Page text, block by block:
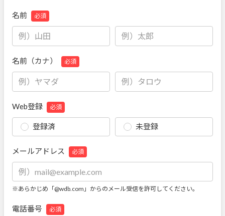
名前 必須
名前（カナ） 必須
Web登録 必須
登録済 未登録
メールアドレス 必須
※あらかじめ「@wdb.com」からのメール受信を許可してください。
電話番号 必須